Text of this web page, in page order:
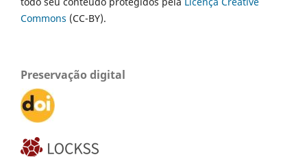
Commons (CC-BY).
Preservação digital